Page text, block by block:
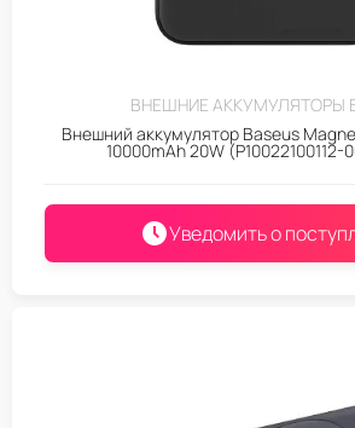
ВНЕШНИЕ АККУМУЛЯТОРЫ
Внешний аккумулятор Baseus
10000mAh 20W
Уведомить о